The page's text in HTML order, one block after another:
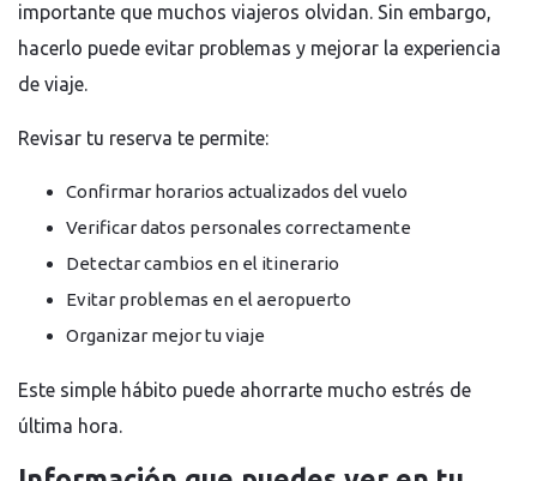
importante que muchos viajeros olvidan. Sin embargo,
hacerlo puede evitar problemas y mejorar la experiencia
de viaje.
Revisar tu reserva te permite:
Confirmar horarios actualizados del vuelo
Verificar datos personales correctamente
Detectar cambios en el itinerario
Evitar problemas en el aeropuerto
Organizar mejor tu viaje
Este simple hábito puede ahorrarte mucho estrés de
última hora.